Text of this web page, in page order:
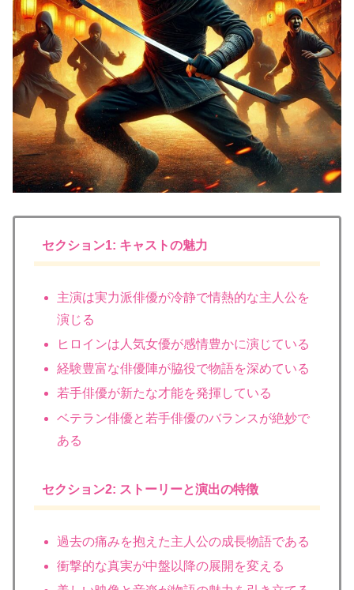
セクション1: キャストの魅力
主演は実力派俳優が冷静で情熱的な主人公を
演じる
ヒロインは人気女優が感情豊かに演じている
経験豊富な俳優陣が脇役で物語を深めている
若手俳優が新たな才能を発揮している
ベテラン俳優と若手俳優のバランスが絶妙で
ある
セクション2: ストーリーと演出の特徴
過去の痛みを抱えた主人公の成長物語である
衝撃的な真実が中盤以降の展開を変える